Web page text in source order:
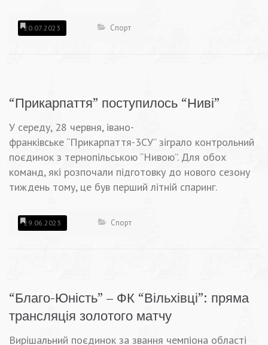
20.07.2023 Спорт
“Прикарпаття” поступилось “Ниві”
У середу, 28 червня, івано-
франківське “Прикарпаття-3СУ” зіграло контрольний
поєдинок з тернопільською “Нивою”. Для обох
команд, які розпочали підготовку до нового сезону
тиждень тому, це був перший літній спаринг.
29.06.2023 Спорт
“Благо-Юність” – ФК “Вільхівці”: пряма
трансляція золотого матчу
Вирішальний поєдинок за звання чемпіона області